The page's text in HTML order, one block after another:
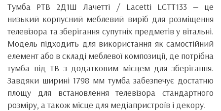
Тумба РТВ 2Д1Ш Лачетті / Lacetti LCTT133 — це
низький корпусний меблевий виріб для розміщення
телевізора та зберігання супутніх предметів у вітальні.
Модель підходить для використання як самостійний
елемент або в складі меблевої композиції, де потрібна
тумба під ТВ з додатковим місцем для зберігання.
Завдяки ширині 1798 мм тумба забезпечує достатню
площу для встановлення телевізора стандартного
розміру, а також місце для медіапристроїв і декору.